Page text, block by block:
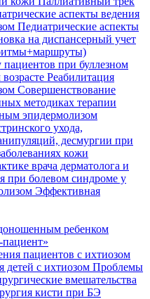
аспекты ведения
Педиатрические аспекты
на диспансерный учет
при буллезном
Реабилитация
Совершенствование
методиках терапии
эпидермолизом
ухода,
десмургии при
кожи
врача дерматолога и
при болевом синдроме у
Эффективная
ребенком
пациент»
пациентов с ихтиозом
детей с ихтиозом Проблемы
вмешательства
кисти при БЭ